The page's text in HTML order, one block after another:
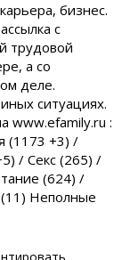
бизнес.
с
трудовой
а со
деле.
ситуациях.
www.efamily.ru :
(1173 +3) /
/ Секс (265) /
(624) /
Неполные